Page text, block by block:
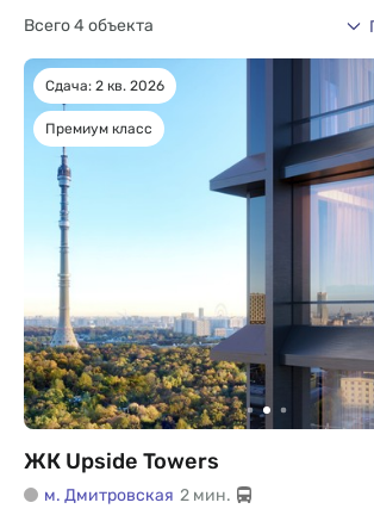
Всего 4 объекта
ЖК Upside Towers
м. Дмитровская 2 мин.
Сдача: 2 кв. 2026
Премиум класс